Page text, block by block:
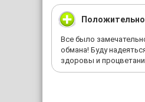
Все было
обмана! Буду
здоровы и